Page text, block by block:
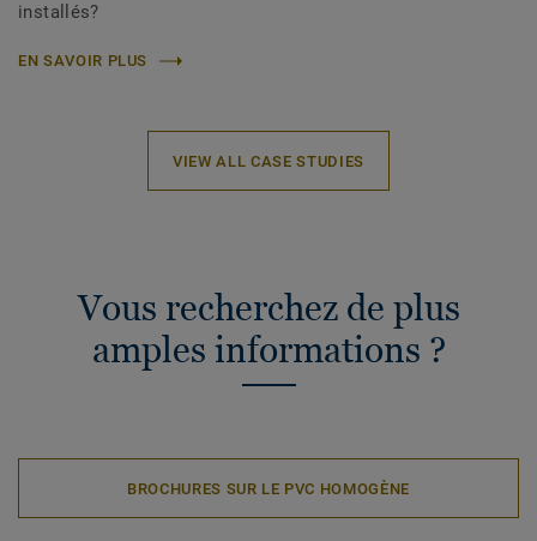
installés?
EN SAVOIR PLUS
VIEW ALL CASE STUDIES
Vous recherchez de plus
amples informations ?
BROCHURES SUR LE PVC HOMOGÈNE